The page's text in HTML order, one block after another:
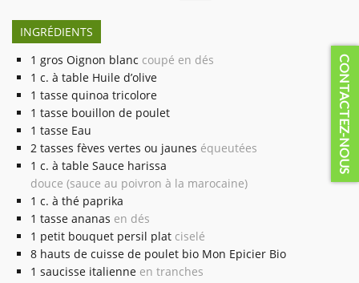
INGRÉDIENTS
1 gros Oignon blanc coupé en dés
1 c. à table Huile d’olive
1 tasse quinoa tricolore
1 tasse bouillon de poulet
1 tasse Eau
2 tasses fèves vertes ou jaunes équeutées
1 c. à table Sauce harissa
douce (sauce au poivron à la marocaine)
1 c. à thé paprika
1 tasse ananas en dés
1 petit bouquet persil plat ciselé
8 hauts de cuisse de poulet bio Mon Epicier Bio
1 saucisse italienne en tranches
CONTACTEZ-NOUS